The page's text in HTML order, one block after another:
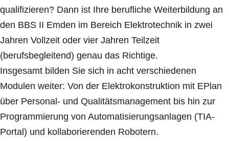
qualifizieren? Dann ist Ihre berufliche Weiterbildung an
den BBS II Emden im Bereich Elektrotechnik in zwei
Jahren Vollzeit oder vier Jahren Teilzeit
(berufsbegleitend) genau das Richtige.
Insgesamt bilden Sie sich in acht verschiedenen
Modulen weiter: Von der Elektrokonstruktion mit EPlan
über Personal- und Qualitätsmanagement bis hin zur
Programmierung von Automatisierungsanlagen (TIA-
Portal) und kollaborierenden Robotern.